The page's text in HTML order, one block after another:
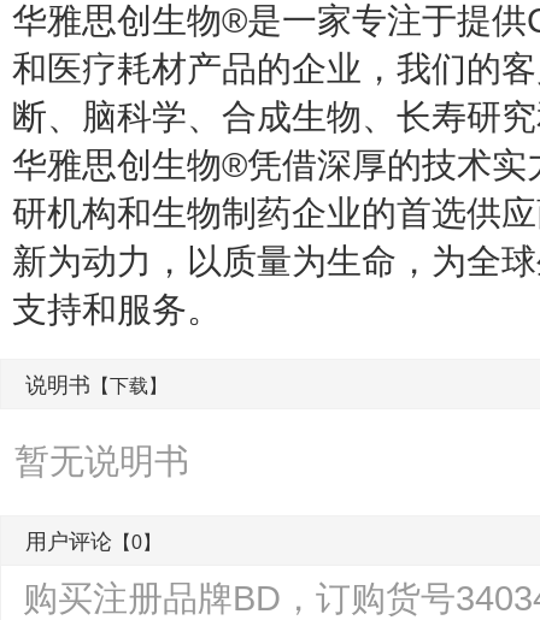
华雅思创生物®是一家专注于提
和医疗耗材产品的企业，我们的
断、脑科学、合成生物、长寿研
华雅思创生物®凭借深厚的技术
研机构和生物制药企业的首选供
新为动力，以质量为生命，为全
支持和服务。
说明书 【下载】
暂无说明书
用户评论 【0】
购买注册品牌BD，订购货号